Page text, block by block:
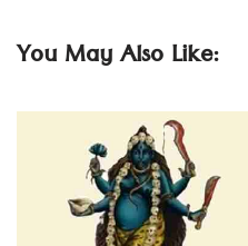
You May Also Like: